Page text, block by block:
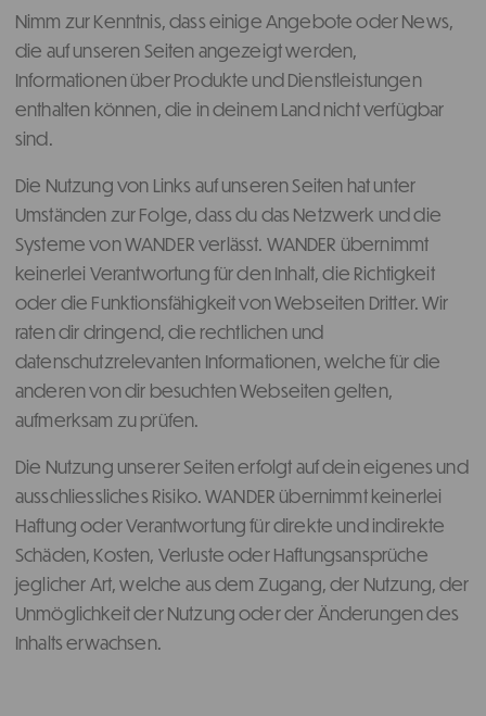
Nimm zur Kenntnis, dass einige Angebote oder News,
die auf unseren Seiten angezeigt werden,
Informationen über Produkte und Dienstleistungen
enthalten können, die in deinem Land nicht verfügbar
sind.
Die Nutzung von Links auf unseren Seiten hat unter
Umständen zur Folge, dass du das Netzwerk und die
Systeme von WANDER verlässt. WANDER übernimmt
keinerlei Verantwortung für den Inhalt, die Richtigkeit
oder die Funktionsfähigkeit von Webseiten Dritter. Wir
raten dir dringend, die rechtlichen und
datenschutzrelevanten Informationen, welche für die
anderen von dir besuchten Webseiten gelten,
aufmerksam zu prüfen.
Die Nutzung unserer Seiten erfolgt auf dein eigenes und
ausschliessliches Risiko. WANDER übernimmt keinerlei
Haftung oder Verantwortung für direkte und indirekte
Schäden, Kosten, Verluste oder Haftungsansprüche
jeglicher Art, welche aus dem Zugang, der Nutzung, der
Unmöglichkeit der Nutzung oder der Änderungen des
Inhalts erwachsen.